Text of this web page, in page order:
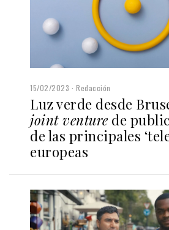
15/02/2023 Redacción
Luz verde desde
joint venturede
de las principales
europeas